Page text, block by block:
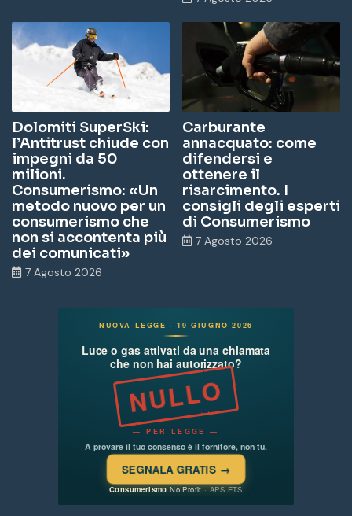
Dolomiti SuperSki:
l’Antitrust chiude con
impegni da 50
milioni.
Consumerismo: «Un
metodo nuovo per un
consumerismo che
non si accontenta più
dei comunicati»
7 Agosto 2026
Carburante
annacquato: come
difendersi e
ottenere il
risarcimento. I
consigli degli esperti
di Consumerismo
7 Agosto 2026